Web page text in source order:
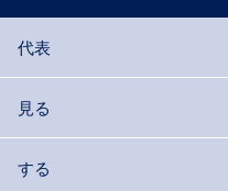
代表
見る
する